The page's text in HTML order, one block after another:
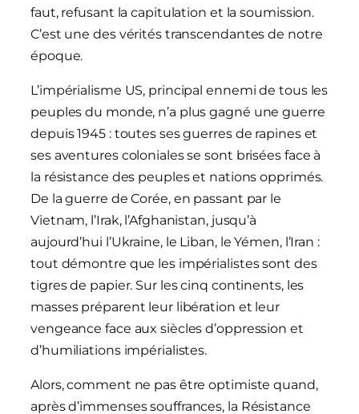
faut, refusant la capitulation et la soumission.
C’est une des vérités transcendantes de notre
époque.
L’impérialisme US, principal ennemi de tous les
peuples du monde, n’a plus gagné une guerre
depuis 1945 : toutes ses guerres de rapines et
ses aventures coloniales se sont brisées face à
la résistance des peuples et nations opprimés.
De la guerre de Corée, en passant par le
Vietnam, l’Irak, l’Afghanistan, jusqu’à
aujourd’hui l’Ukraine, le Liban, le Yémen, l’Iran :
tout démontre que les impérialistes sont des
tigres de papier. Sur les cinq continents, les
masses préparent leur libération et leur
vengeance face aux siècles d’oppression et
d’humiliations impérialistes.
Alors, comment ne pas être optimiste quand,
après d’immenses souffrances, la Résistance